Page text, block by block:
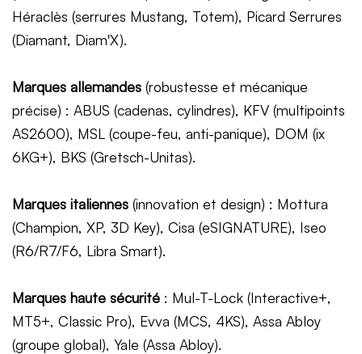
Héraclès (serrures Mustang, Totem), Picard Serrures
(Diamant, Diam'X).
Marques allemandes (robustesse et mécanique
précise) : ABUS (cadenas, cylindres), KFV (multipoints
AS2600), MSL (coupe-feu, anti-panique), DOM (ix
6KG+), BKS (Gretsch-Unitas).
Marques italiennes (innovation et design) : Mottura
(Champion, XP, 3D Key), Cisa (eSIGNATURE), Iseo
(R6/R7/F6, Libra Smart).
Marques haute sécurité : Mul-T-Lock (Interactive+,
MT5+, Classic Pro), Evva (MCS, 4KS), Assa Abloy
(groupe global), Yale (Assa Abloy).